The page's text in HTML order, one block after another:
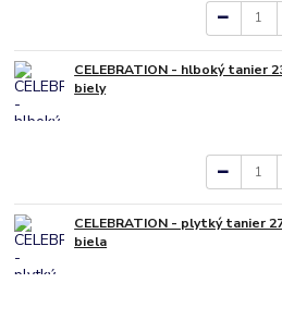
CELEBRATION - hlboký tanier
biely
CELEBRATION - plytký tanier
biela